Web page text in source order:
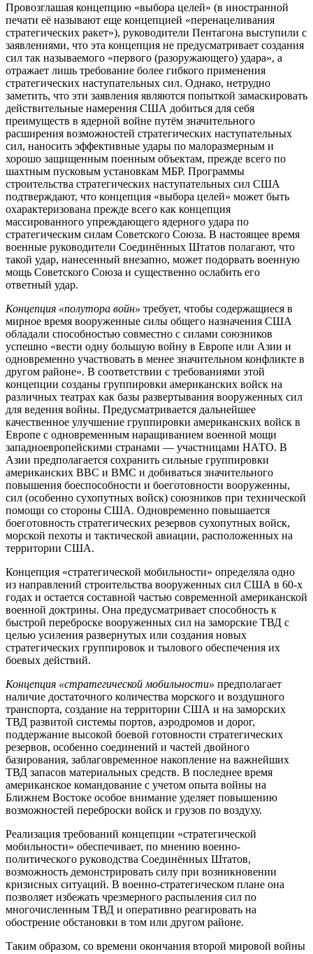
Провозглашая концепцию «выбора целей» (в иностранной
печати её называют еще концепцией «перенацеливания
стратегических ракет»), руководители Пентагона выступили с
заявлениями, что эта концепция не предусматривает создания
сил так называемого «первого (разоружающего) удара», а
отражает лишь требование более гибкого применения
стратегических наступательных сил. Однако, нетрудно
заметить, что эти заявления являются попыткой замаскировать
действительные намерения США добиться для себя
преимуществ в ядерной войне путём значительного
расширения возможностей стратегических наступательных
сил, наносить эффективные удары по малоразмерным и
хорошо защищенным поенным объектам, прежде всего по
шахтным пусковым установкам МБР. Программы
строительства стратегических наступательных сил США
подтверждают, что концепция «выбора целей» может быть
охарактеризована прежде всего как концепция
массированного упреждающего ядерного удара по
стратегическим силам Советского Союза. В настоящее время
военные руководители Соединённых Штатов полагают, что
такой удар, нанесенный внезапно, может подорвать военную
мощь Советского Союза и существенно ослабить его
ответный удар.
Концепция «полутора войн» требует, чтобы содержащиеся в
мирное время вооруженные силы общего назначения США
обладали способностью совместно с силами союзников
успешно «вести одну большую войну в Европе или Азии и
одновременно участвовать в менее значительном конфликте в
другом районе». В соответствии с требованиями этой
концепции созданы группировки американских войск на
различных театрах как базы развертывания вооруженных сил
для ведения войны. Предусматривается дальнейшее
качественное улучшение группировки американских войск в
Европе с одновременным наращиванием военной мощи
западноевропейскими странами — участницами НАТО. В
Азии предполагается сохранить сильные группировки
американских ВВС и ВМС и добиваться значительного
повышения боеспособности и боеготовности вооруженны,
сил (особенно сухопутных войск) союзников при технической
помощи со стороны США. Одновременно повышается
боеготовность стратегических резервов сухопутных войск,
морской пехоты и тактической авиации, расположенных на
территории США.
Концепция «стратегической мобильности» определяла одно
из направлений строительства вооруженных сил США в 60-х
годах и остается составной частью современной американской
военной доктрины. Она предусматривает способность к
быстрой переброске вооруженных сил на заморские ТВД с
целью усиления развернутых или создания новых
стратегических группировок и тылового обеспечения их
боевых действий.
Концепция «стратегической мобильности» предполагает
наличие достаточного количества морского и воздушного
транспорта, создание на территории США и на заморских
ТВД развитой системы портов, аэродромов и дорог,
поддержание высокой боевой готовности стратегических
резервов, особенно соединений и частей двойного
базирования, заблаговременное накопление на важнейших
ТВД запасов материальных средств. В последнее время
американское командование с учетом опыта войны на
Ближнем Востоке особое внимание уделяет повышению
возможностей переброски войск и грузов по воздуху.
Реализация требований концепции «стратегической
мобильности» обеспечивает, по мнению военно-
политического руководства Соединённых Штатов,
возможность демонстрировать силу при возникновении
кризисных ситуаций. В военно-стратегическом плане она
позволяет избежать чрезмерного распыления сил по
многочисленным ТВД и оперативно реагировать на
обострение обстановки в том или другом районе.
Таким образом, со времени окончания второй мировой войны